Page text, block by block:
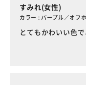
すみれ(女性)
カラー : パープル／オ
とてもかわいい色